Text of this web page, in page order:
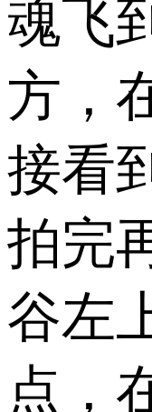
魂飞
方，
接看
拍完
谷左
点，